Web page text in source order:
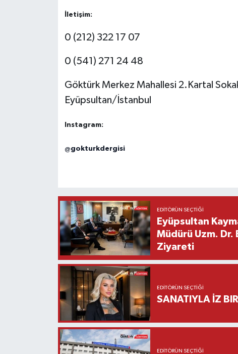
İletişim:
0 (212) 322 17 07
0 (541) 271 24 48
Göktürk Merkez Mahallesi 2.Kartal
Eyüpsultan/İstanbul
Instagram:
@gokturkdergisi
EDITÖRÜN SEÇTIĞI
Eyüpsultan
Müdürü Uzm. Dr.
Ziyareti
EDITÖRÜN SEÇTIĞI
SANATIYLA İZ
EDITÖRÜN SEÇTIĞI